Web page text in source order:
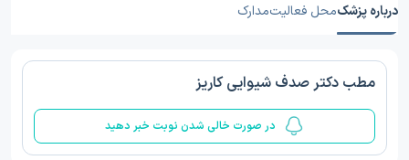
درباره پزشکمحل فعالیتمدارک
مطب دکتر صدف شیوایی كاريز
در صورت خالی شدن نوبت خبر دهید